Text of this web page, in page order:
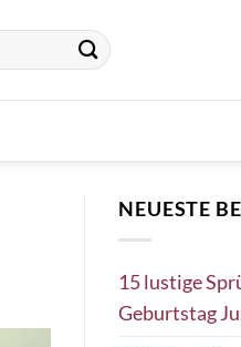
NEUESTE
15 lustige
Geburtstag